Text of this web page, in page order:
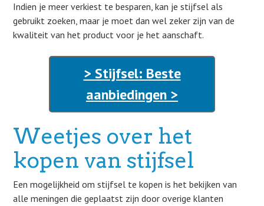
Indien je meer verkiest te besparen, kan je stijfsel als
gebruikt zoeken, maar je moet dan wel zeker zijn van de
kwaliteit van het product voor je het aanschaft.
> Stijfsel: Beste
aanbiedingen >
Weetjes over het
kopen van stijfsel
Een mogelijkheid om stijfsel te kopen is het bekijken van
alle meningen die geplaatst zijn door overige klanten